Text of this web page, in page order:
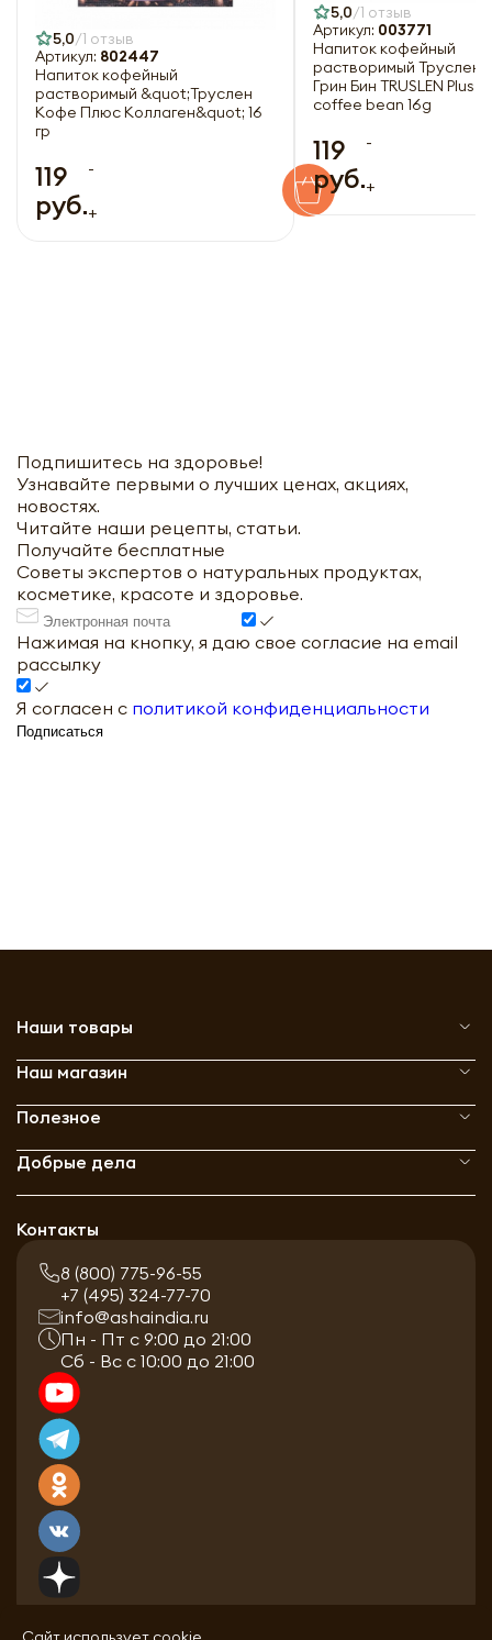
5,0 1 отзыв
Артикул: 802447
Напиток кофейный
растворимый &quot;Труслен
Кофе Плюс Коллаген&quot; 16
гр
119
руб.
-
+
5,0 1 отзыв
Артикул: 003771
Напиток кофейный
растворимый Труслен
Грин Бин TRUSLEN Plus
coffee bean 16g
119
руб.
-
+
Подпишитесь на здоровье!
Узнавайте первыми о лучших ценах, акциях,
новостях.
Читайте наши рецепты, статьи.
Получайте бесплатные
Советы экспертов о натуральных продуктах,
косметике, красоте и здоровье.
Нажимая на кнопку, я даю свое согласие на email
рассылку
Я согласен с политикой конфиденциальности
Подписаться
Наши товары
Наш магазин
Полезное
Добрые дела
Контакты
8 (800) 775-96-55
+7 (495) 324-77-70
info@ashaindia.ru
Пн - Пт с 9:00 до 21:00
Сб - Вс с 10:00 до 21:00